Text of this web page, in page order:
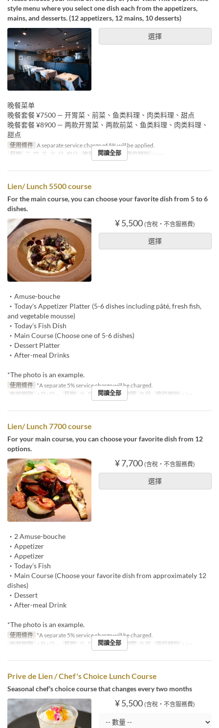
style menu where you select one dish each from the appetizers,
mains, and desserts. (12 appetizers, 12 mains, 10 desserts)
選擇
晚餐菜单
晚餐套餐 ¥7500 — 开胃菜、前菜、鱼类料理、肉类料理、甜点
晚餐套餐 ¥8900 — 两款开胃菜、两款前菜、鱼类料理、肉类料理、
甜点
使用條件 A separate service charge of 5% will be applied.
星期
三, 四, 五, 六, 日, 假日 進餐時間 晚餐 座位類別 Lien
閱讀全部
Lien/ Lunch 5500 course
For the main course, you can choose your favorite dish from 5 to 6
dishes.
¥ 5,500 (含稅・不含服務費)
選擇
・Amuse-bouche
・Today's Appetizer Platter (5-6 dishes including pâté, fresh fish,
and vegetable mousse)
・Today's Fish Dish
・Main Course (Choose one of 5-6 dishes)
・Dessert Platter
・After-meal Drinks
*The photo is an example.
使用條件 *A separate 5% service charge will be charged.
有效期限
1月1日 ~ 星期 六, 日, 假日 進餐時間 午餐 座位類別 Lien
閱讀全部
Lien/ Lunch 7700 course
For your main course, you can choose your favorite dish from 12
options.
¥ 7,700 (含稅・不含服務費)
選擇
・2 Amuse-bouche
・Appetizer
・Appetizer
・Today's Fish
・Main Course (Choose your favorite dish from approximately 12
dishes)
・Dessert
・After-meal Drink
*The photo is an example.
使用條件 *A separate 5% service charge will be charged.
有效期限
1月1日 ~ 星期 六, 日, 假日 進餐時間 午餐 座位類別 Lien
閱讀全部
Prive de Lien / Chef's Choice Lunch Course
Seasonal chef's choice course that changes every two months
¥ 5,500 (含稅・不含服務費)